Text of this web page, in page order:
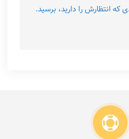
که انتظارش را دارید، برسید.